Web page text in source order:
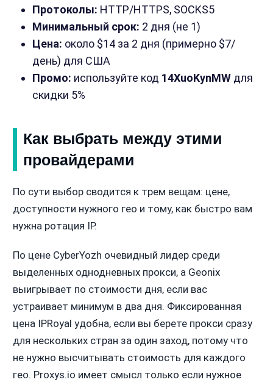
Протоколы: HTTP/HTTPS, SOCKS5
Минимальный срок: 2 дня (не 1)
Цена: около $14 за 2 дня (примерно $7/
день) для США
Промо: используйте код 14XuoKynMWдля
скидки 5%
Как выбрать между этими
провайдерами
По сути выбор сводится к трем вещам: цене,
доступности нужного гео и тому, как быстро вам
нужна ротация IP.
По цене CyberYozh очевидный лидер среди
выделенных однодневных прокси, а Geonix
выигрывает по стоимости дня, если вас
устраивает минимум в два дня. Фиксированная
цена IPRoyal удобна, если вы берете прокси сразу
для нескольких стран за один заход, потому что
не нужно высчитывать стоимость для каждого
гео. Proxys.io имеет смысл только если нужное